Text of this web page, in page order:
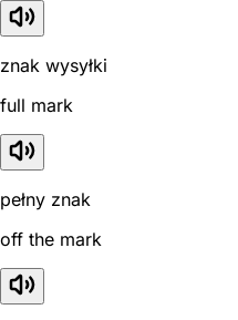
znak wysyłki
full mark
pełny znak
off the mark